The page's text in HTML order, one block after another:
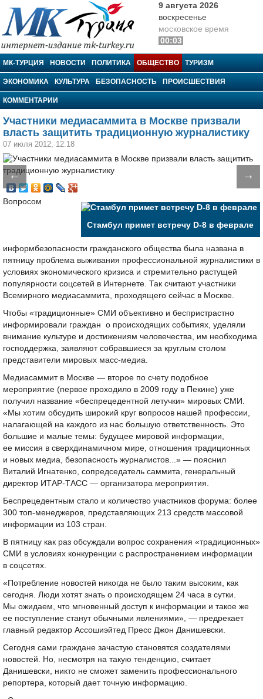
МК-Турция
9 августа 2026
воскресенье
московское время
00:03
МК-ТУРЦИЯ НОВОСТИ ПОЛИТИКА ОБЩЕСТВО ТУРИЗМ
ЭКОНОМИКА КУЛЬТУРА БЕЗОПАСНОСТЬ ПРОИСШЕСТВИЯ
КОММЕНТАРИИ
Участники медиасаммита в Москве призвали
власть защитить традиционную журналистику
07 июля 2012, 12:18
← →
Стамбул примет встречу D-8 в феврале
Вопросом
информбезопасности гражданского общества была названа в
пятницу проблема выживания профессиональной журналистики в
условиях экономического кризиса и стремительно растущей
популярности соцсетей в Интернете. Так считают участники
Всемирного медиасаммита, проходящего сейчас в Москве.
Чтобы «традиционные» СМИ объективно и беспристрастно
информировали граждан о происходящих событиях, уделяли
внимание культуре и достижениям человечества, им необходима
господдержка, заявляют собравшиеся за круглым столом
представители мировых масс-медиа.
Медиасаммит в Москве — второе по счету подобное
мероприятие (первое проходило в 2009 году в Пекине) уже
получил название «беспрецедентной летучки» мировых СМИ.
«Мы хотим обсудить широкий круг вопросов нашей профессии,
налагающей на каждого из нас большую ответственность. Это
большие и малые темы: будущее мировой информации,
ее миссия в сверхдинамичном мире, отношения традиционных
и новых медиа, безопасность журналистов...» — пояснил
Виталий Игнатенко, сопредседатель саммита, генеральный
директор ИТАР-ТАСС — организатора мероприятия.
Беспрецедентным стало и количество участников форума: более
300 топ-менеджеров, представляющих 213 средств массовой
информации из 103 стран.
В пятницу как раз обсуждали вопрос сохранения «традиционных»
СМИ в условиях конкуренции с распространением информации
в соцсетях.
«Потребление новостей никогда не было таким высоким, как
сегодня. Люди хотят знать о происходящем 24 часа в сутки.
Мы ожидаем, что мгновенный доступ к информации и такое же
ее поступление станут обычными явлениями», — предрекает
главный редактор Ассошиэйтед Пресс Джон Данишевски.
Сегодня сами граждане зачастую становятся создателями
новостей. Но, несмотря на такую тенденцию, считает
Данишевски, никто не сможет заменить профессионального
репортера, который дает точную информацию.